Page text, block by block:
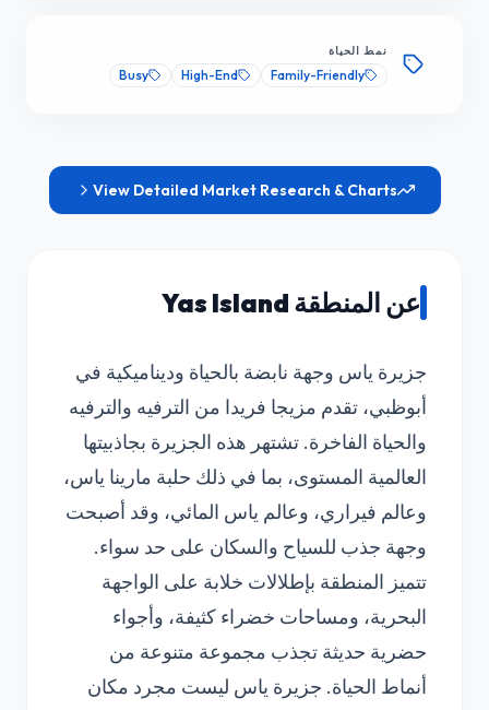
نمط الحياة
Family-Friendly
High-End
Busy
View Detailed Market Research & Charts
عن المنطقة Yas Island
جزيرة ياس وجهة نابضة بالحياة وديناميكية في
أبوظبي، تقدم مزيجا فريدا من الترفيه والترفيه
والحياة الفاخرة. تشتهر هذه الجزيرة بجاذبيتها
العالمية المستوى، بما في ذلك حلبة مارينا ياس،
وعالم فيراري، وعالم ياس المائي، وقد أصبحت
وجهة جذب للسياح والسكان على حد سواء.
تتميز المنطقة بإطلالات خلابة على الواجهة
البحرية، ومساحات خضراء كثيفة، وأجواء
حضرية حديثة تجذب مجموعة متنوعة من
أنماط الحياة. جزيرة ياس ليست مجرد مكان